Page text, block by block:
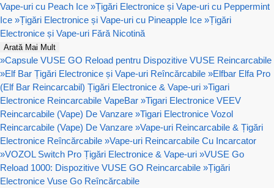
Vape-uri cu Peach Ice »Țigări Electronice și Vape-uri cu Peppermint
Ice »Țigări Electronice și Vape-uri cu Pineapple Ice »Țigări
Electronice și Vape-uri Fără Nicotină
Arată Mai Mult
»Capsule VUSE GO Reload pentru Dispozitive VUSE Reincarcabile
»Elf Bar Țigări Electronice și Vape-uri Reîncărcabile »Elfbar Elfa Pro
(Elf Bar Reincarcabil) Țigări Electronice & Vape-uri »Tigari
Electronice Reincarcabile VapeBar »Tigari Electronice VEEV
Reincarcabile (Vape) De Vanzare »Tigari Electronice Vozol
Reincarcabile (Vape) De Vanzare »Vape-uri Reincarcabile & Țigări
Electronice Reîncărcabile »Vape-uri Reincarcabile Cu Incarcator
»VOZOL Switch Pro Țigări Electronice & Vape-uri »VUSE Go
Reload 1000: Dispozitive VUSE GO Reincarcabile »Țigări
Electronice Vuse Go Reîncărcabile